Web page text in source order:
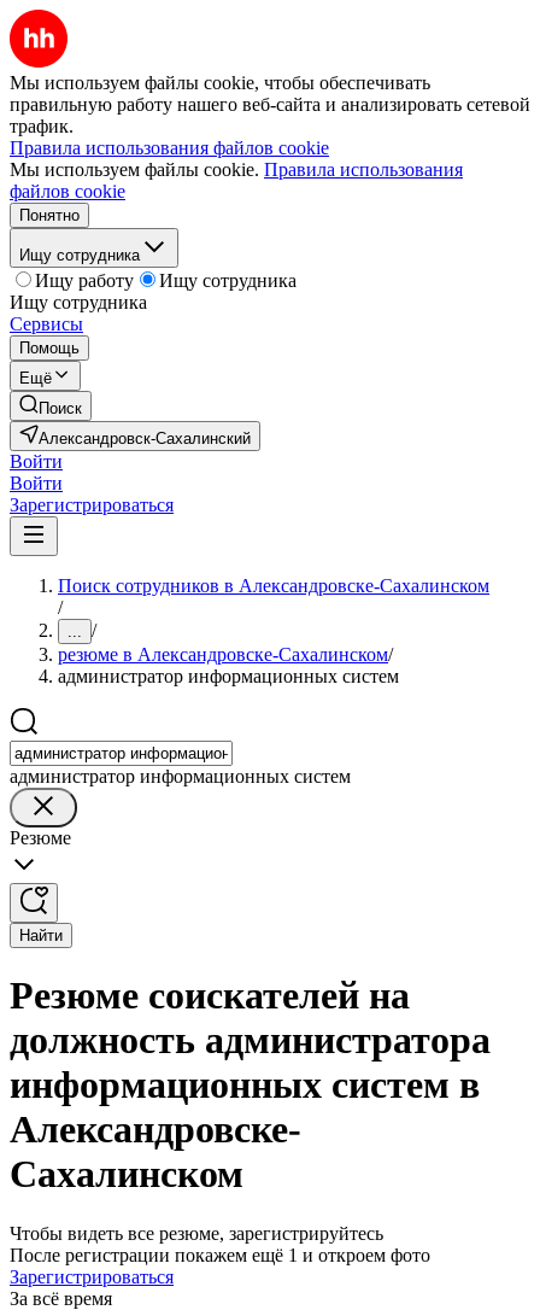
Мы используем файлы cookie, чтобы обеспечивать
правильную работу нашего веб-сайта и анализировать сетевой
трафик.
Правила использования файлов cookie
Мы используем файлы cookie. Правила использования
файлов cookie
Понятно
Ищу сотрудника
Ищу работу
Ищу сотрудника
Ищу сотрудника
Сервисы
Помощь
Ещё
Поиск
Александровск-Сахалинский
Войти
Войти
Зарегистрироваться
Поиск сотрудников в Александровске-Сахалинском
/
... /
резюме в Александровске-Сахалинском/
администратор информационных систем
администратор информационных систем
Резюме
Найти
Резюме соискателей на
должность администратора
информационных систем в
Александровске-
Сахалинском
Чтобы видеть все резюме, зарегистрируйтесь
После регистрации покажем ещё 1 и откроем фото
Зарегистрироваться
За всё время